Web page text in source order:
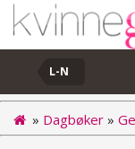
L-N
» Dagbøker »